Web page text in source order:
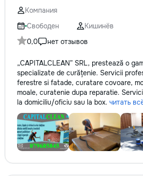
Компания
Свободен
Кишинёв
0,0
нет отзывов
„CAPITALCLEAN” SRL, prestează o
specializate de curățenie. Servicii
ferestre si fatade, curatare covoare,
moale, curatenie dupa reparatie.
la domiciliu/oficiu sau la box. читать